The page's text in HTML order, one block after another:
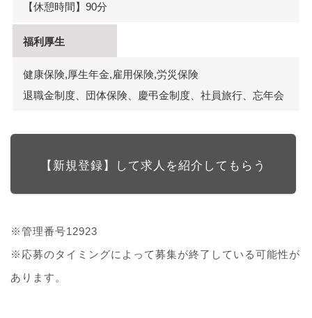
【休憩時間】90分
福利厚生
健康保険,厚生年金,雇用保険,労災保険
退職金制度、団体保険、慶弔金制度、社員旅行、忘年会
【新規登録】して求人を紹介してもらう
※管理番号12923
※応募のタイミングによって募集が終了している可能性が
あります。